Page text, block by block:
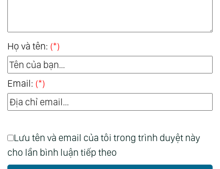
Họ và tên: (*)
Email: (*)
Lưu tên và email của tôi trong trình duyệt này
cho lần bình luận tiếp theo